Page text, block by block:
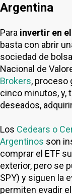
Argentina
Para invertir en
basta con abrir
sociedad de
Nacional de
Brokers, proceso
cinco minutos, y,
deseados,
Los Cedears o
Argentinos son
comprar el ETF
exterior, pero se
SPY) y siguen la
permiten evadir